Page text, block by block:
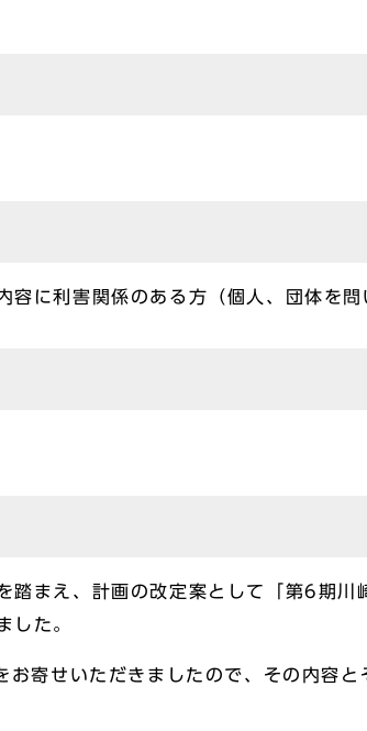
容に利害関係のある方（個人、団体を
まえ、計画の改定案として「第6期川
した。
寄せいただきましたので、その内容と